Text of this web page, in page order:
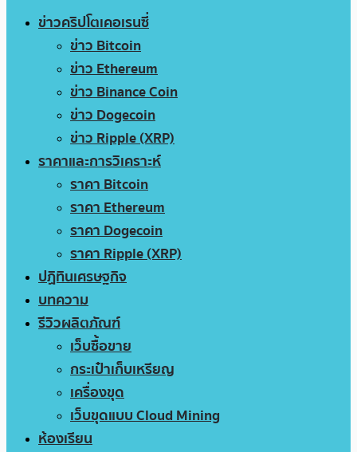
ข่าวคริปโตเคอเรนซี่
ข่าว Bitcoin
ข่าว Ethereum
ข่าว Binance Coin
ข่าว Dogecoin
ข่าว Ripple (XRP)
ราคาและการวิเคราะห์
ราคา Bitcoin
ราคา Ethereum
ราคา Dogecoin
ราคา Ripple (XRP)
ปฏิทินเศรษฐกิจ
บทความ
รีวิวผลิตภัณฑ์
เว็บซื้อขาย
กระเป๋าเก็บเหรียญ
เครื่องขุด
เว็บขุดแบบ Cloud Mining
ห้องเรียน